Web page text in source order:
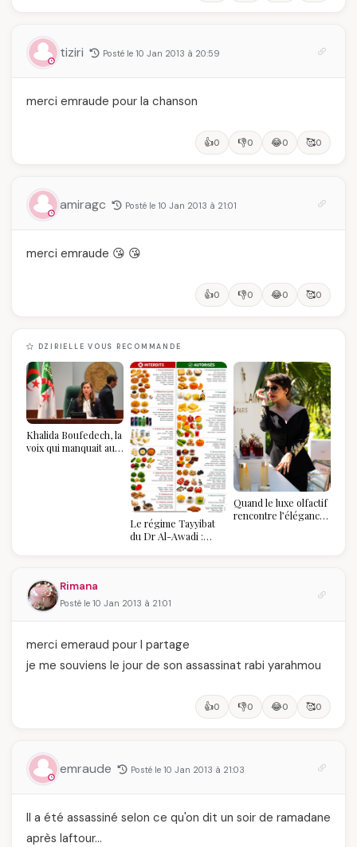
tiziri Posté le 10 Jan 2013 à 20:59
merci emraude pour la chanson
👍0 👎0 😂0 🥰0
amiragc Posté le 10 Jan 2013 à 21:01
merci emraude 😘 😘
👍0 👎0 😂0 🥰0
DZIRIELLE VOUS RECOMMANDE
Khalida Boufedech, la
voix qui manquait au
Le régime Tayyibat
du Dr Al-Awadi :
vraiment savoir
Quand le luxe olfactif
rencontre l’élégance
Rimana
Posté le 10 Jan 2013 à 21:01
merci emeraud pour l partage
je me souviens le jour de son assassinat rabi yarahmou
👍0 👎0 😂0 🥰0
emraude Posté le 10 Jan 2013 à 21:03
Il a été assassiné selon ce qu'on dit un soir de ramadane
après laftour…